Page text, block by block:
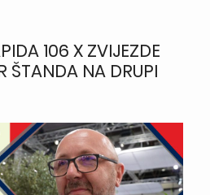
106 X ZVIJEZDE
ŠTANDA NA DRUPI